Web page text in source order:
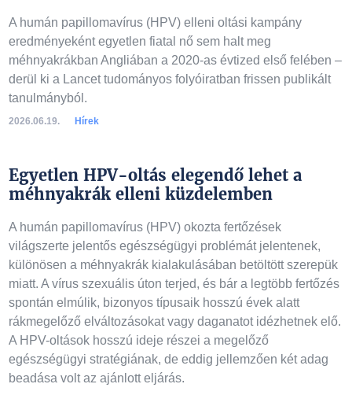
A humán papillomavírus (HPV) elleni oltási kampány
eredményeként egyetlen fiatal nő sem halt meg
méhnyakrákban Angliában a 2020-as évtized első felében –
derül ki a Lancet tudományos folyóiratban frissen publikált
tanulmányból.
2026.06.19. Hírek
Egyetlen HPV-oltás elegendő lehet a
méhnyakrák elleni küzdelemben
A humán papillomavírus (HPV) okozta fertőzések
világszerte jelentős egészségügyi problémát jelentenek,
különösen a méhnyakrák kialakulásában betöltött szerepük
miatt. A vírus szexuális úton terjed, és bár a legtöbb fertőzés
spontán elmúlik, bizonyos típusaik hosszú évek alatt
rákmegelőző elváltozásokat vagy daganatot idézhetnek elő.
A HPV-oltások hosszú ideje részei a megelőző
egészségügyi stratégiának, de eddig jellemzően két adag
beadása volt az ajánlott eljárás.